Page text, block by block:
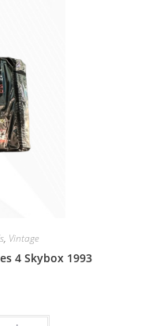
, Vintage
4 Skybox 1993